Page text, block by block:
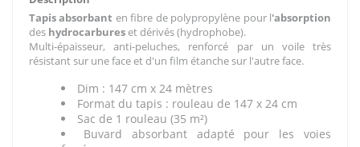
Tapis absorbant en fibre de polypropylène pour l'absorption
des hydrocarbureset dérivés (hydrophobe).
Multi-épaisseur, anti-peluches, renforcé par un voile très
résistant sur une face et d'un film étanche sur l'autre face.
Dim : 147 cm x 24 mètres
Format du tapis : rouleau de 147 x 24 cm
Sac de 1 rouleau (35 m²)
Buvard absorbant adapté pour les voies